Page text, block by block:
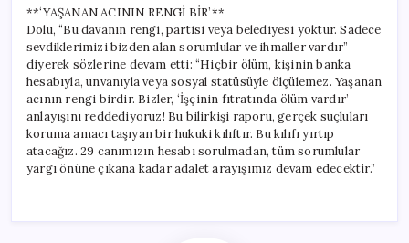
**‘YAŞANAN ACININ RENGİ BİR’**
Dolu, “Bu davanın rengi, partisi veya belediyesi yoktur. Sadece
sevdiklerimizi bizden alan sorumlular ve ihmaller vardır”
diyerek sözlerine devam etti: “Hiçbir ölüm, kişinin banka
hesabıyla, unvanıyla veya sosyal statüsüyle ölçülemez. Yaşanan
acının rengi birdir. Bizler, ‘İşçinin fıtratında ölüm vardır’
anlayışını reddediyoruz! Bu bilirkişi raporu, gerçek suçluları
koruma amacı taşıyan bir hukuki kılıftır. Bu kılıfı yırtıp
atacağız. 29 canımızın hesabı sorulmadan, tüm sorumlular
yargı önüne çıkana kadar adalet arayışımız devam edecektir.”